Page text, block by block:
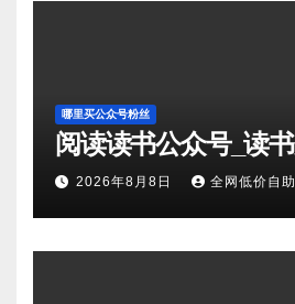
哪里买公众号粉丝
阅读读书公众号_读
2026年8月8日 全网低价自